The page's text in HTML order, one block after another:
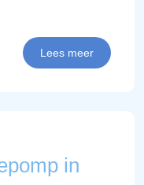
Lees meer
in